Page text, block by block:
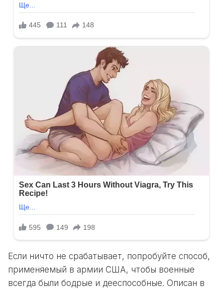
Если ничто не срабатывает, попробуйте способ,
применяемый в армии США, чтобы военные
всегда были бодрые и дееспособные. Описан в